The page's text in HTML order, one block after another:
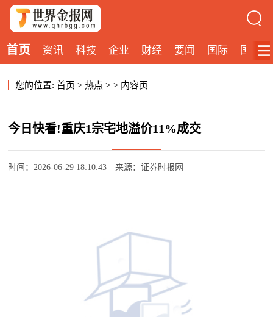
首页 资讯 科技 企业 财经 要闻 国际 国内
您的位置: 首页 > 热点 > > 内容页
今日快看!重庆1宗宅地溢价11%成交
时间：2026-06-29 18:10:43 来源：证券时报网